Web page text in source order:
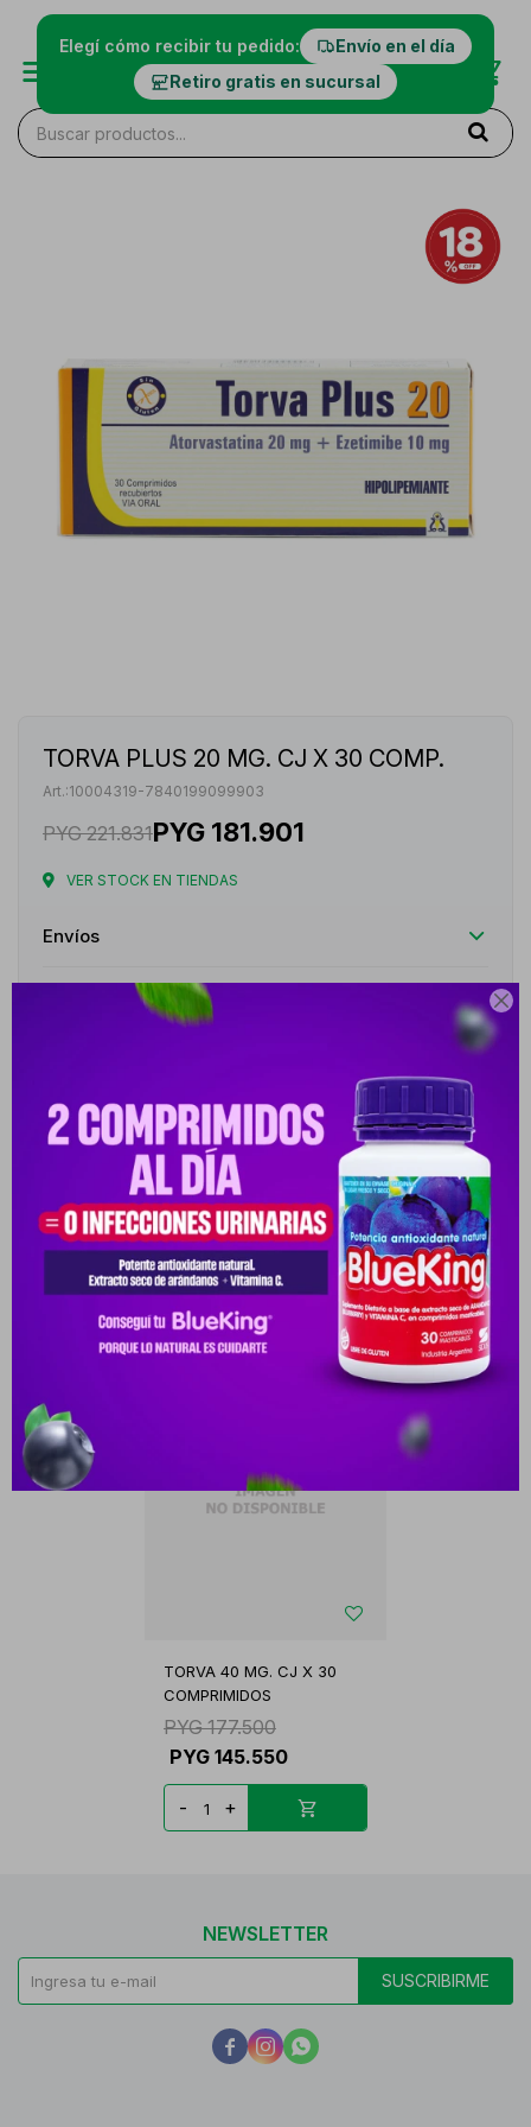

Elegí cómo recibir tu pedido:
Envío en el día
Retiro gratis en sucursal
TORVA PLUS 20 MG. CJ X 30 COMP.
10004319-7840199099903
PYG 221.831PYG 181.901
VER STOCK EN TIENDAS
Envíos
Cambios y Devoluciones
Características
Venta libre
Productos que te pueden interesar
TORVA 40 MG. CJ X 30
COMPRIMIDOS
PYG 177.500
PYG 145.550
- +
NEWSLETTER
SUSCRIBIRME
  